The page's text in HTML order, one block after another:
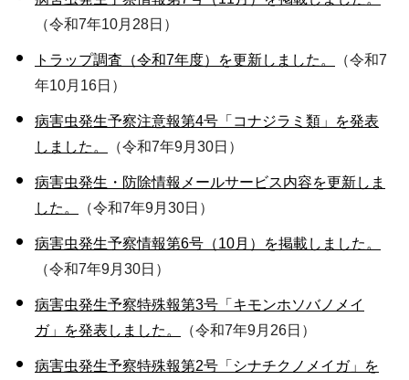
（令和7年10月28日）
トラップ調査（令和7年度）を更新しました。
（令和7
年10月16日）
病害虫発生予察注意報第4号「コナジラミ類」を発表
しました。
（令和7年9月30日）
病害虫発生・防除情報メールサービス内容を更新しま
した。
（令和7年9月30日）
病害虫発生予察情報第6号（10月）を掲載しました。
（令和7年9月30日）
病害虫発生予察特殊報第3号「キモンホソバノメイ
ガ」を発表しました。
（令和7年9月26日）
病害虫発生予察特殊報第2号「シナチクノメイガ」を